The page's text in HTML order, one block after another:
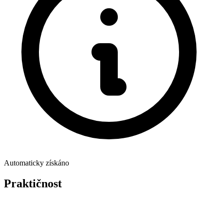
Automaticky získáno
Praktičnost